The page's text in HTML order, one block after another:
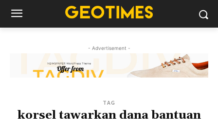
- Advertisement -
TAG
korsel tawarkan dana bantuan